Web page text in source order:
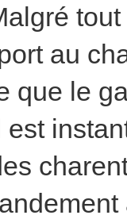
au
que le